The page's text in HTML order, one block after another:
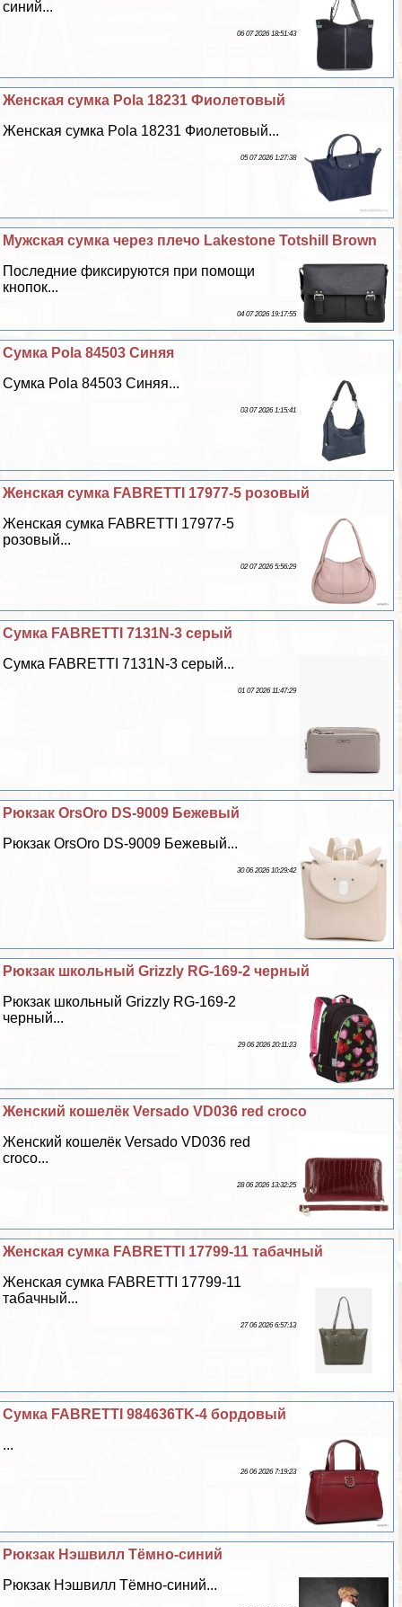
синий...
06 07 2026 18:51:43
Женская сумка Pola 18231 Фиолетовый
Женская сумка Pola 18231 Фиолетовый...
05 07 2026 1:27:38
Мужская сумка через плечо Lakestone Totshill Brown
Последние фиксируются при помощи
кнопок...
04 07 2026 19:17:55
Сумка Pola 84503 Синяя
Сумка Pola 84503 Синяя...
03 07 2026 1:15:41
Женская сумка FABRETTI 17977-5 розовый
Женская сумка FABRETTI 17977-5
розовый...
02 07 2026 5:56:29
Сумка FABRETTI 7131N-3 серый
Сумка FABRETTI 7131N-3 серый...
01 07 2026 11:47:29
Рюкзак OrsOro DS-9009 Бежевый
Рюкзак OrsOro DS-9009 Бежевый...
30 06 2026 10:29:42
Рюкзак школьный Grizzly RG-169-2 черный
Рюкзак школьный Grizzly RG-169-2
черный...
29 06 2026 20:11:23
Женский кошелёк Versado VD036 red croco
Женский кошелёк Versado VD036 red
croco...
28 06 2026 13:32:25
Женская сумка FABRETTI 17799-11 табачный
Женская сумка FABRETTI 17799-11
табачный...
27 06 2026 6:57:13
Сумка FABRETTI 984636TK-4 бордовый
...
26 06 2026 7:19:23
Рюкзак Нэшвилл Тёмно-синий
Рюкзак Нэшвилл Тёмно-синий...